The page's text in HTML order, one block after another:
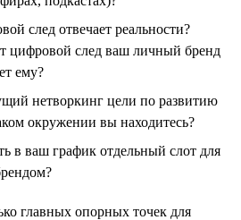
след отвечает реальности?
цифровой след ваш личный бренд
ему?
нетворкинг цели по развитию
окружении вы находитесь?
в ваш график отдельный слот для
главных опорных точек для